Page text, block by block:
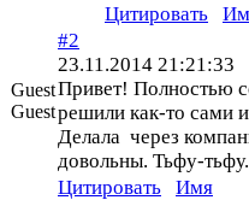
Цитировать
Guest
Guest
#2
23.11.2014 21:21:33
Привет! Полностью
решили как-то сами
Делала через
довольны. Тьфу-
Цитировать
Имя